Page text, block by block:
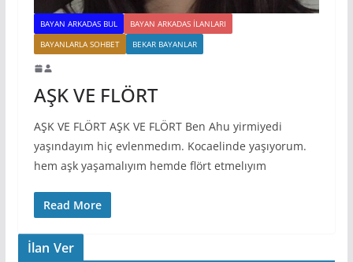
BAYAN ARKADAS BUL
BAYAN ARKADAS ILANLARI
BAYANLARLA SOHBET
BEKAR BAYANLAR
AŞK VE FLÖRT
AŞK VE FLÖRT AŞK VE FLÖRT Ben Ahu yirmiyedi
yaşındayım hiç evlenmedım. Kocaelinde yaşıyorum.
hem aşk yaşamalıyım hemde flört etmelıyım
Read More
İlan Ver